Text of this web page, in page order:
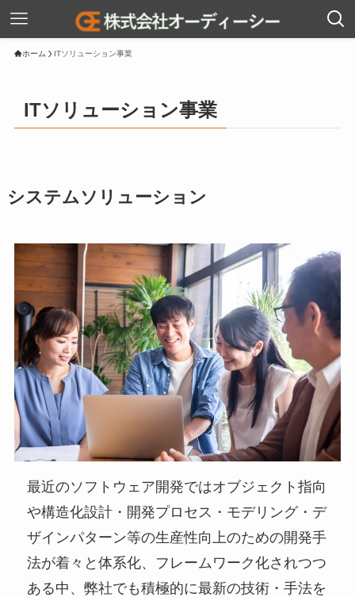
ホーム ITソリューション事業
ITソリューション事業
システムソリューション
最近のソフトウェア開発ではオブジェクト指向
や構造化設計・開発プロセス・モデリング・デ
ザインパターン等の生産性向上のための開発手
法が着々と体系化、フレームワーク化されつつ
ある中、弊社でも積極的に最新の技術・手法を